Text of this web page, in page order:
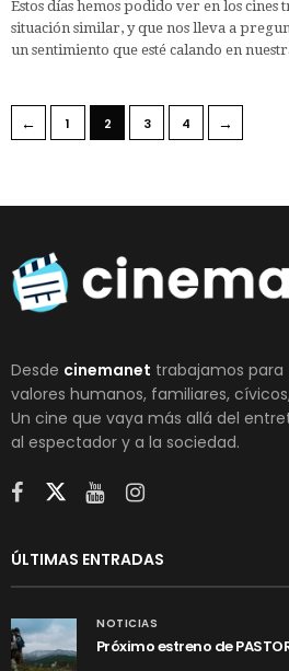
Estos días hemos podido ver en los cines
situación similar, y que nos lleva a
un sentimiento que esté calando en
← 1 2 3 4 →
Desde cinemanet trabajamos
valores humanos, familiares,
Un cine que vaya más allá del
al espectador y a la sociedad.
ÚLTIMAS ENTRADAS
NOTICIAS
Próximo estreno de